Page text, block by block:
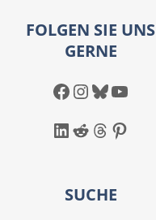
FOLGEN SIE UNS
GERNE
Facebook InstagramBluesky YouTube
LinkedIn Reddit Threads Pinterest
SUCHE